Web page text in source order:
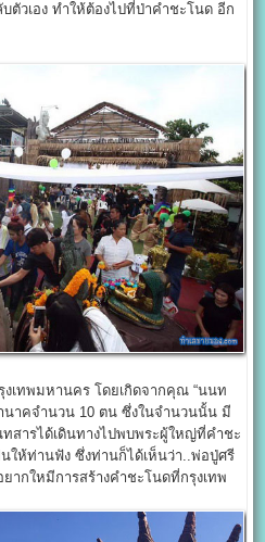
วเอง ทำให้ต้องไปที่ป่าคำชะโนด อีก
ทพมหานคร โดยเกิดจากคุณ “นนท
นาคจำนวน 10 ตน ซึ่งในจำนวนนั้น มี
ารได้เดินทางไปพบพระผู้ใหญ่ที่คำชะ
ให้ท่านฟัง ซึ่งท่านก็ได้เห็นว่า..พ่อปู่ศรี
ากใหมีการสร้างคำชะโนดที่กรุงเทพ